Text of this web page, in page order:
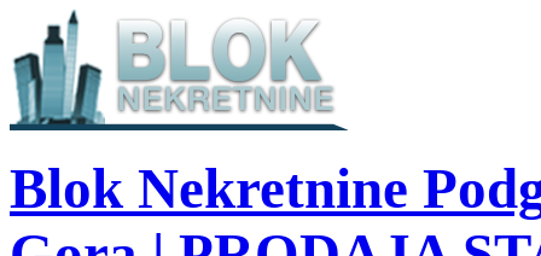
Blok Nekretnine